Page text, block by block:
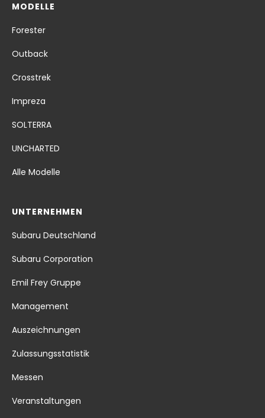
MODELLE
Forester
Outback
Crosstrek
Impreza
SOLTERRA
UNCHARTED
Alle Modelle
UNTERNEHMEN
Subaru Deutschland
Subaru Corporation
Emil Frey Gruppe
Management
Auszeichnungen
Zulassungsstatistik
Messen
Veranstaltungen